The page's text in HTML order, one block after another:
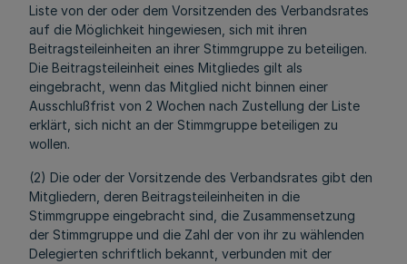
Liste von der oder dem Vorsitzenden des Verbandsrates
auf die Möglichkeit hingewiesen, sich mit ihren
Beitragsteileinheiten an ihrer Stimmgruppe zu beteiligen.
Die Beitragsteileinheit eines Mitgliedes gilt als
eingebracht, wenn das Mitglied nicht binnen einer
Ausschlußfrist von 2 Wochen nach Zustellung der Liste
erklärt, sich nicht an der Stimmgruppe beteiligen zu
wollen.
(2) Die oder der Vorsitzende des Verbandsrates gibt den
Mitgliedern, deren Beitragsteileinheiten in die
Stimmgruppe eingebracht sind, die Zusammensetzung
der Stimmgruppe und die Zahl der von ihr zu wählenden
Delegierten schriftlich bekannt, verbunden mit der